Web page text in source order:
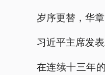
岁序更替，华章
习近平主席发
在连续十三年